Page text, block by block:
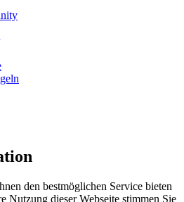
den bestmöglichen Service bieten
Nutzung dieser Webseite stimmen Sie